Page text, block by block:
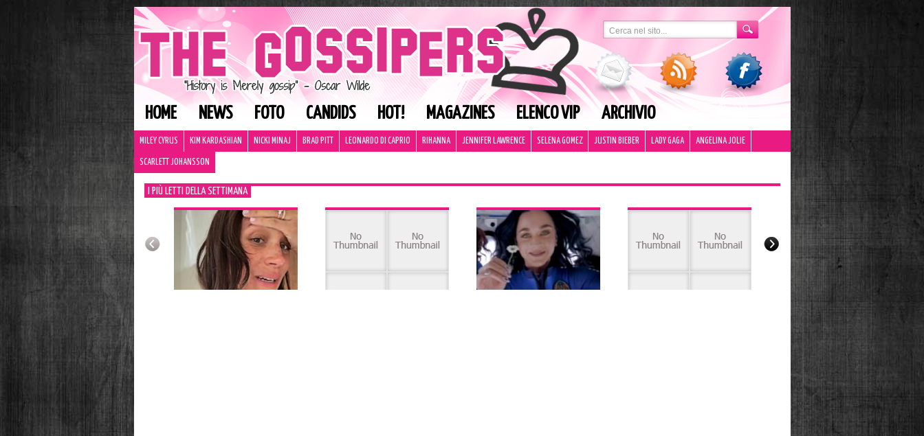
HOME NEWS FOTO CANDIDS HOT! MAGAZINES ELENCO VIP ARCHIVIO
MILEY CYRUS KIM KARDASHIAN NICKI MINAJ BRAD PITT LEONARDO DI CAPRIO RIHANNA JENNIFER LAWRENCE SELENA GOMEZ JUSTIN BIEBER LADY GAGA ANGELINA JOLIE
SCARLETT JOHANSSON
I PIÙ LETTI DELLA SETTIMANA